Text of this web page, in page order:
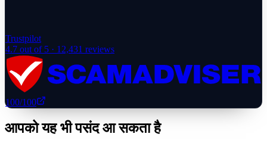
Trustpilot
4.7 out of 5 · 12,431 reviews
100/100
आपको यह भी पसंद आ सकता है